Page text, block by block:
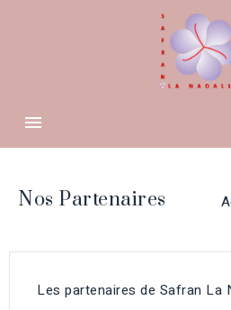

Nos Partenaires
Les partenaires de Safran La